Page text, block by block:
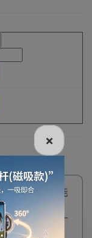
御手の物 智能
機 (IS-0193) |
個尺寸拔罐 | 5
力強度 | 香港行
×